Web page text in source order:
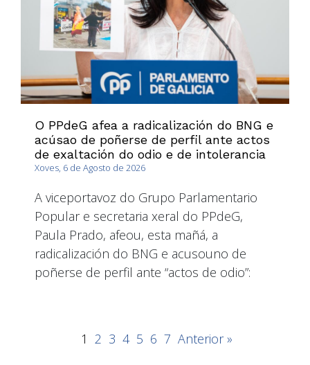
O PPdeG afea a radicalización do BNG e
acúsao de poñerse de perfil ante actos
de exaltación do odio e de intolerancia
Xoves, 6 de Agosto de 2026
A viceportavoz do Grupo Parlamentario
Popular e secretaria xeral do PPdeG,
Paula Prado, afeou, esta mañá, a
radicalización do BNG e acusouno de
poñerse de perfil ante “actos de odio”:
1 2 3 4 5 6 7 Anterior »